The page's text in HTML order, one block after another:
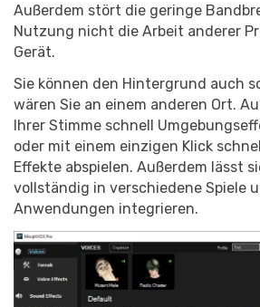
Außerdem stört die geringe
Nutzung nicht die Arbeit anderer
Gerät.
Sie können den Hintergrund auch
wären Sie an einem anderen Ort.
Ihrer Stimme schnell
oder mit einem einzigen Klick
Effekte abspielen. Außerdem lässt
vollständig in verschiedene Spiele
Anwendungen integrieren.